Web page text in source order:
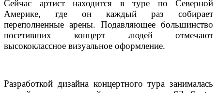
Сейчас артист находится в туре по Северной
Америке, где он каждый раз собирает
переполненные арены. Подавляющее большинство
посетивших концерт людей отмечают
высококлассное визуальное оформление.
Разработкой дизайна концертного тура занималась